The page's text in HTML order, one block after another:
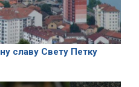
славу Свету Петку